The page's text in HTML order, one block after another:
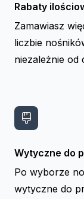
Rabaty
Zamawiasz
liczbie
niezależnie od
Wytyczne do
Po wyborze
wytyczne do